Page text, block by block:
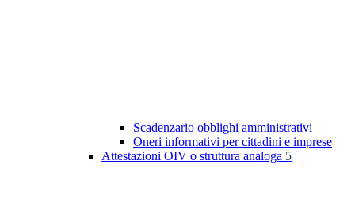
Scadenzario obblighi amministrativi
Oneri informativi per cittadini e imprese
Attestazioni OIV o struttura analoga 5